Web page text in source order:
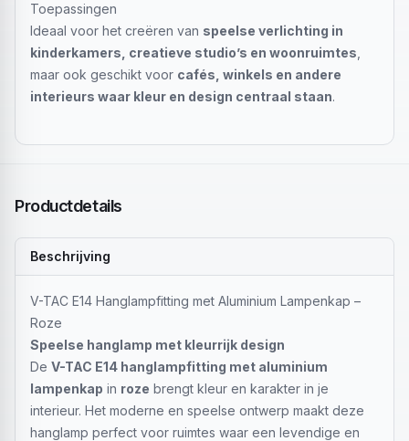
Toepassingen
Ideaal voor het creëren van speelse verlichting in
kinderkamers, creatieve studio’s en woonruimtes
maar ook geschikt voor cafés, winkels en andere
interieurs waar kleur en design centraal staan.
Productdetails
Beschrijving
V-TAC E14 Hanglampfitting met Aluminium Lampenkap –
Roze
Speelse hanglamp met kleurrijk design
De V-TAC E14 hanglampfitting met aluminium
lampenkap in roze brengt kleur en karakter in je
interieur. Het moderne en speelse ontwerp maakt deze
hanglamp perfect voor ruimtes waar een levendige en